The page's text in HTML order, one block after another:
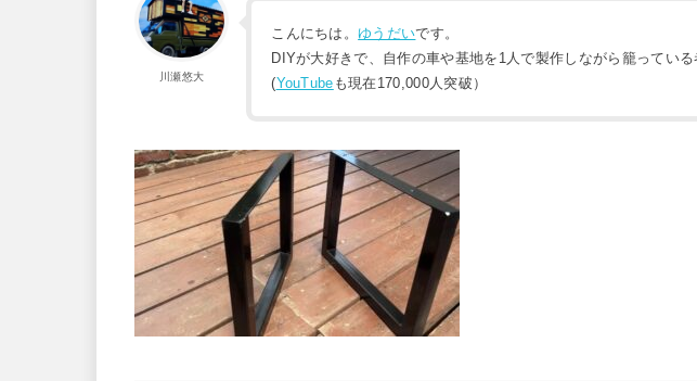
川瀬悠大
こんにちは。ゆうだいです。
DIYが大好きで、自作の車や基地を1人で製作しながら籠っている
(YouTube も現在170,000人突破）